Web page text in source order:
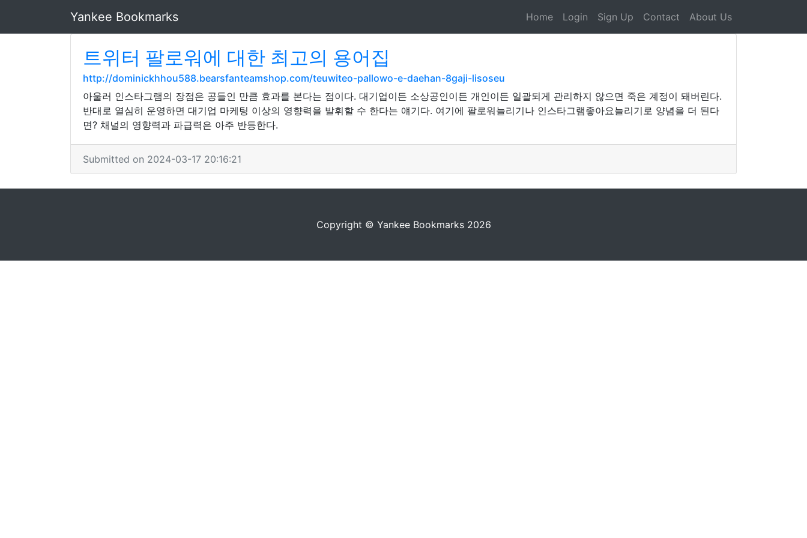
Yankee Bookmarks Home Login Sign Up Contact About Us
트위터 팔로워에 대한 최고의 용어집
http://dominickhhou588.bearsfanteamshop.com/teuwiteo-pallowo-e-daehan-8gaji-lisoseu
아울러 인스타그램의 장점은 공들인 만큼 효과를 본다는 점이다. 대기업이든 소상공인이든 개인이든 일괄되게 관리하지 않으면 죽은 계정이 돼버린다.
반대로 열심히 운영하면 대기업 마케팅 이상의 영향력을 발휘할 수 한다는 얘기다. 여기에 팔로워늘리기나 인스타그램좋아요늘리기로 양념을 더 된다
면? 채널의 영향력과 파급력은 아주 반등한다.
Submitted on 2024-03-17 20:16:21
Copyright © Yankee Bookmarks 2026